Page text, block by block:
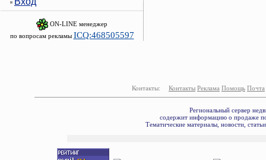
ON-LINE менеджер
по вопросам рекламы ICQ:468505597
Контакты: Контакты Реклама Помощь Почта
Региональный сервер
содержит информацию о продаже
Тематические материалы, новости,